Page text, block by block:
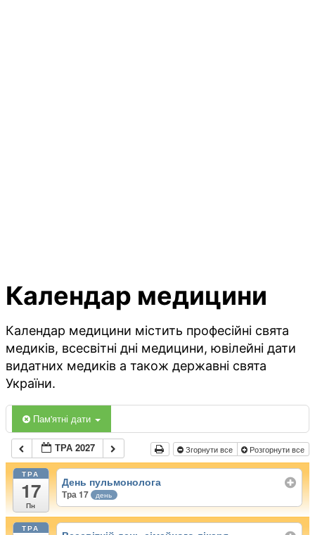
Календар медицини
Календар медицини містить професійні свята
медиків, всесвітні дні медицини, ювілейні дати
видатних медиків а також державні свята
України.
Пам'ятні дати
ТРА 2027 Згорнути все Розгорнути все
ТРА
17
Пн
День пульмонолога
Тра 17 день
ТРА